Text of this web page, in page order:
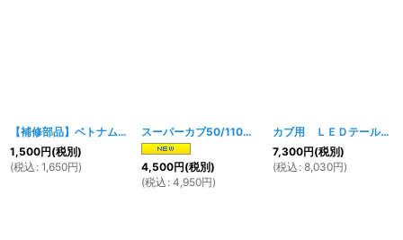
絞り込む
【補修部品】ベトナムキャリア1566ｗ用ステーセット [repair-1566w]
1,500円(税別)
(税込 : 1,650円)
スーパーカブ50/110・カブプロ50/110・クロスカブ50/110用ベトナムキャリア ブラック
4,500円(税別)
(税込 : 4,950円)
カブ用 ＬＥＤテールランプ クリア
7,300円(税別)
(税込 : 8,030円)